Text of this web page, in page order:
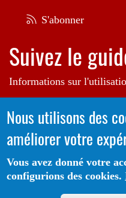
S'abonner
Suivez le
Informations sur
Voir le guide
Autrice de l'illustration
Portail CoLibris® -
droits réservés -
Nous utilisons des
améliorer votre
Vous avez donné votre
configurions des cookies.